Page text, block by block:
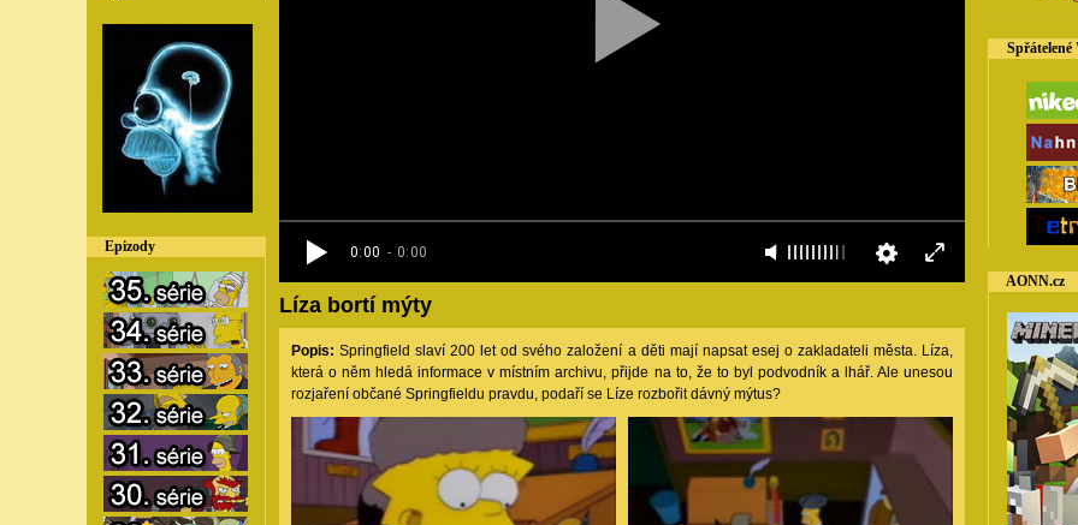
Epizody
Líza bortí mýty
Popis: Springfield slaví 200 let od svého založení a děti mají napsat esej o zakladateli města. Líza,
která o něm hledá informace v místním archivu, přijde na to, že to byl podvodník a lhář. Ale unesou
rozjaření občané Springfieldu pravdu, podaří se Líze rozbořit dávný mýtus?
Spřátelené
AONN.cz